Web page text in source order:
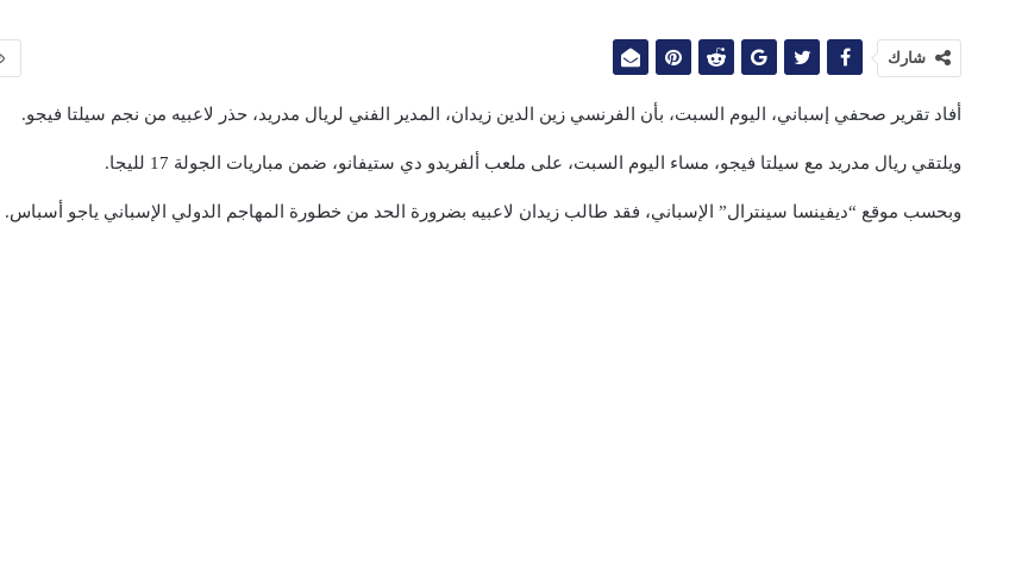
شارك
أفاد تقرير صحفي إسباني، اليوم السبت، بأن الفرنسي زين الدين زيدان، المدير الفني لريال مدريد، حذر لاعبيه من نجم سيلتا فيجو.
ويلتقي ريال مدريد مع سيلتا فيجو، مساء اليوم السبت، على ملعب ألفريدو دي ستيفانو، ضمن مباريات الجولة 17 لليجا.
وبحسب موقع “ديفينسا سينترال” الإسباني، فقد طالب زيدان لاعبيه بضرورة الحد من خطورة المهاجم الدولي الإسباني ياجو أسباس.